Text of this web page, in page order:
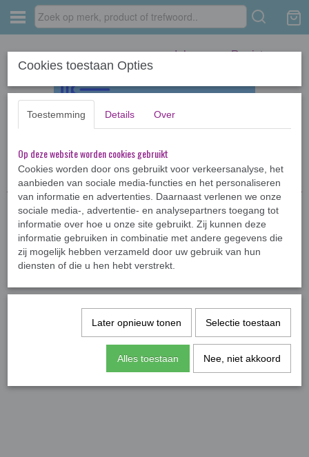
Inloggen Registreren
Home › Kinderboeken <12jr › Voorleesboeken
Cookies toestaan Opties
Toestemming Details Over
Op deze website worden cookies gebruikt
Cookies worden door ons gebruikt voor verkeersanalyse, het
aanbieden van sociale media-functies en het personaliseren
van informatie en advertenties. Daarnaast verlenen we onze
sociale media-, advertentie- en analysepartners toegang tot
informatie over hoe u onze site gebruikt. Zij kunnen deze
informatie gebruiken in combinatie met andere gegevens die
zij mogelijk hebben verzameld door uw gebruik van hun
diensten of die u hen hebt verstrekt.
Later opnieuw tonen Selectie toestaan
Alles toestaan Nee, niet akkoord